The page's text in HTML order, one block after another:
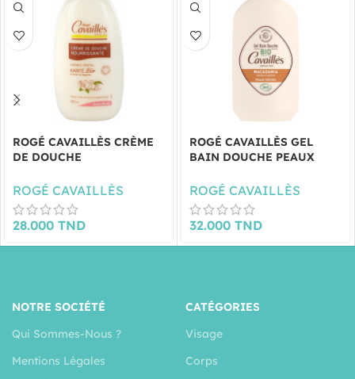
ROGÉ CAVAILLÈS CRÈME
DE DOUCHE
BIO & EXTRAIT DE
MAGNOLIA 250 ML
ROGÉ CAVAILLÈS
28.000 TND
ROGÉ CAVAILLÈS GEL
BAIN DOUCHE PEAUX
400 ML
ROGÉ CAVAILLÈS
32.000 TND
NOTRE SOCIÉTÉ
Qui Sommes-Nous ?
Mentions Légales
CATÉGORIES
Visage
Corps